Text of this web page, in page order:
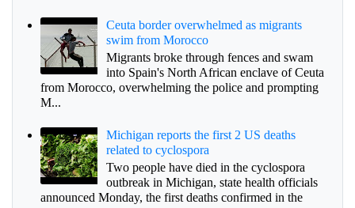
Ceuta border overwhelmed as migrants
swim from Morocco
Migrants broke through fences and swam
into Spain's North African enclave of Ceuta
from Morocco, overwhelming the police and prompting
M...
Michigan reports the first 2 US deaths
related to cyclospora
Two people have died in the cyclospora
outbreak in Michigan, state health officials
announced Monday, the first deaths confirmed in the